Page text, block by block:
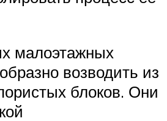
малоэтажных
возводить из
блоков. Они